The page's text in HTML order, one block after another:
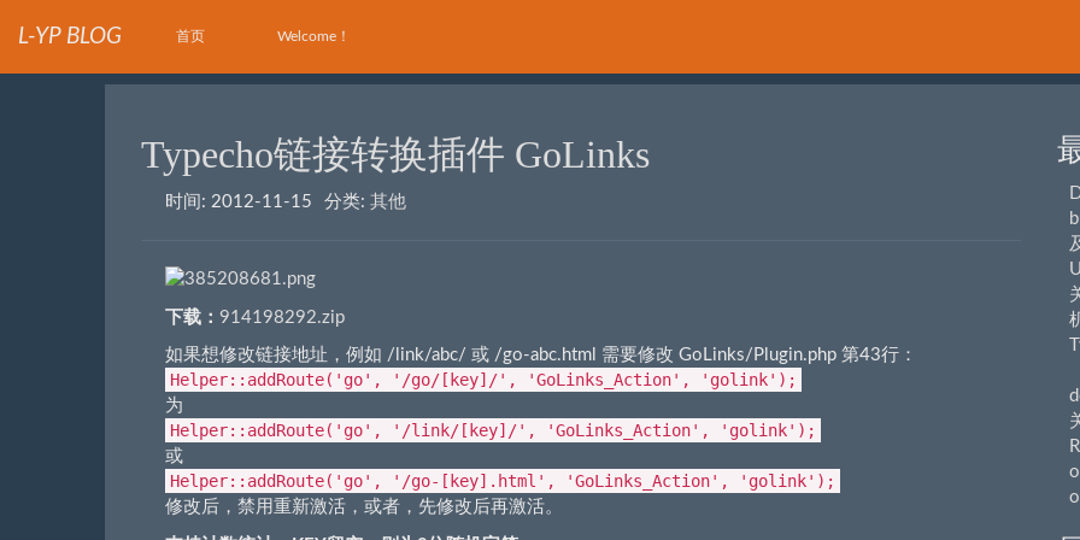
L-YP BLOG 首页 Welcome！
Typecho链接转换插件 GoLinks
时间: 2012-11-15 分类: 其他
下载： 914198292.zip
如果想修改链接地址，例如 /link/abc/ 或 /go-abc.html 需要修改 GoLinks/Plugin.php 第43行：
Helper::addRoute('go', '/go/[key]/', 'GoLinks_Action', 'golink');
为
Helper::addRoute('go', '/link/[key]/', 'GoLinks_Action', 'golink');
或
Helper::addRoute('go', '/go-[key].html', 'GoLinks_Action', 'golink');
修改后，禁用重新激活，或者，先修改后再激活。